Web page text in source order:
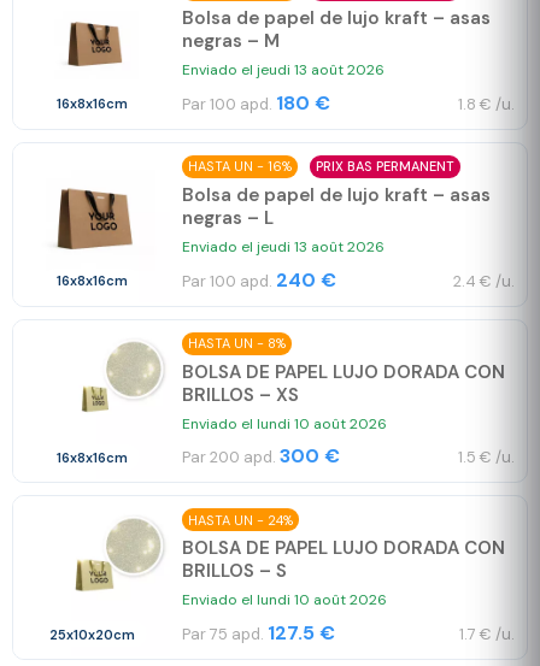
16x8x16cm
Bolsa de papel de lujo kraft – asas
negras – M
Enviado el jeudi 13 août 2026
Par 100 apd. 180 € 1.8 € /u.
16x8x16cm
HASTA UN - 16% PRIX BAS PERMANENT
Bolsa de papel de lujo kraft – asas
negras – L
Enviado el jeudi 13 août 2026
Par 100 apd. 240 € 2.4 € /u.
16x8x16cm
HASTA UN - 8%
BOLSA DE PAPEL LUJO DORADA CON
BRILLOS – XS
Enviado el lundi 10 août 2026
Par 200 apd. 300 € 1.5 € /u.
25x10x20cm
HASTA UN - 24%
BOLSA DE PAPEL LUJO DORADA CON
BRILLOS – S
Enviado el lundi 10 août 2026
Par 75 apd. 127.5 € 1.7 € /u.